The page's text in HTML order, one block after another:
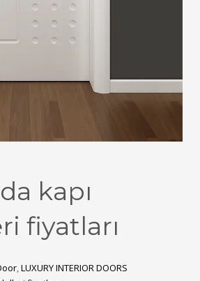
kapı
fiyatları
,LUXURY INTERIOR DOORS